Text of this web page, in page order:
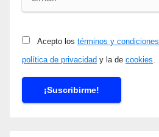
Acepto los términos y condiciones
política de privacidad y la de cookies